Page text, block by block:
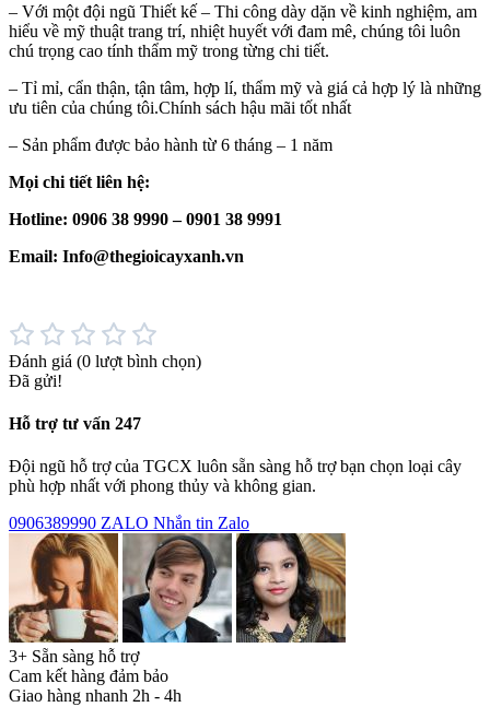
– Với một đội ngũ Thiết kế – Thi công dày dặn về kinh nghiệm, am
hiểu về mỹ thuật trang trí, nhiệt huyết với đam mê, chúng tôi luôn
chú trọng cao tính thẩm mỹ trong từng chi tiết.
– Tỉ mỉ, cẩn thận, tận tâm, hợp lí, thẩm mỹ và giá cả hợp lý là những
ưu tiên của chúng tôi.Chính sách hậu mãi tốt nhất
– Sản phẩm được bảo hành từ 6 tháng – 1 năm
Mọi chi tiết liên hệ:
Hotline: 0906 38 9990 – 0901 38 9991
Email: Info@thegioicayxanh.vn
Đánh giá (0 lượt bình chọn)
Đã gửi!
Hỗ trợ tư vấn 247
Đội ngũ hỗ trợ của TGCX luôn sẵn sàng hỗ trợ bạn chọn loại cây
phù hợp nhất với phong thủy và không gian.
0906389990 ZALO Nhắn tin Zalo
3+ Sẵn sàng hỗ trợ
Cam kết hàng đảm bảo
Giao hàng nhanh 2h - 4h